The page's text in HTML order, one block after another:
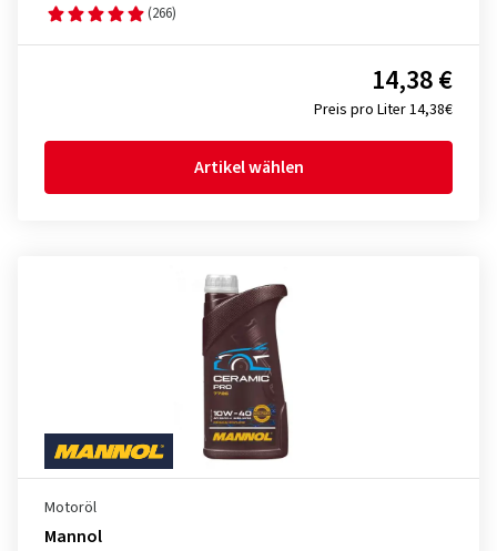
(266)
Preis pro Liter 14,38€
14,38 €
Artikel wählen
Motoröl
Mannol